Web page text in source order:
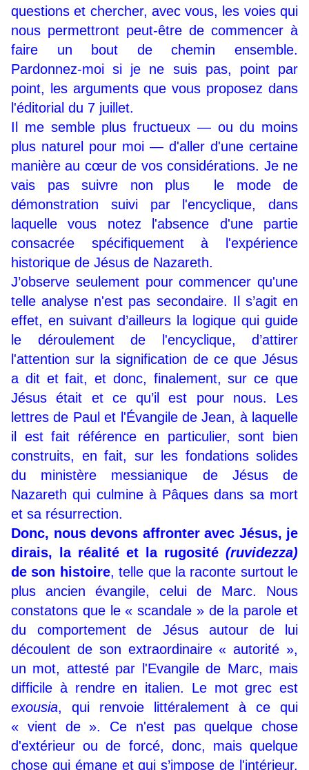
questions et chercher, avec vous, les voies qui
nous permettront peut-être de commencer à
faire un bout de chemin ensemble.
Pardonnez-moi si je ne suis pas, point par
point, les arguments que vous proposez dans
l'éditorial du 7 juillet.
Il me semble plus fructueux — ou du moins
plus naturel pour moi — d'aller d'une certaine
manière au cœur de vos considérations. Je ne
vais pas suivre non plus le mode de
démonstration suivi par l'encyclique, dans
laquelle vous notez l'absence d'une partie
consacrée spécifiquement à l'expérience
historique de Jésus de Nazareth.
J’observe seulement pour commencer qu'une
telle analyse n'est pas secondaire. Il s’agit en
effet, en suivant d’ailleurs la logique qui guide
le déroulement de l'encyclique, d’attirer
l'attention sur la signification de ce que Jésus
a dit et fait, et donc, finalement, sur ce que
Jésus était et ce qu’il est pour nous. Les
lettres de Paul et l'Évangile de Jean, à laquelle
il est fait référence en particulier, sont bien
construits, en fait, sur les fondations solides
du ministère messianique de Jésus de
Nazareth qui culmine à Pâques dans sa mort
et sa résurrection.
Donc, nous devons affronter avec Jésus, je
dirais, la réalité et la rugosité (ruvidezza)
de son histoire, telle que la raconte surtout le
plus ancien évangile, celui de Marc. Nous
constatons que le « scandale » de la parole et
du comportement de Jésus autour de lui
découlent de son extraordinaire « autorité »,
un mot, attesté par l'Evangile de Marc, mais
difficile à rendre en italien. Le mot grec est
exousia, qui renvoie littéralement à ce qui
« vient de ». Ce n'est pas quelque chose
d'extérieur ou de forcé, donc, mais quelque
chose qui émane et qui s’impose de l'intérieur.